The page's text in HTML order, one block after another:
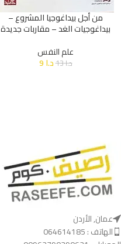
من أجل بيداغوجيا المشروع –
بيداغوجيات الغد – مقاربات جديدة
علم النفس
د.ا13 د.ا
عمان, الأردن
الهاتف : 064614185